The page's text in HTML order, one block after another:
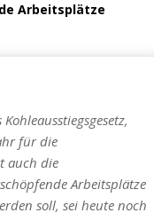
Arbeitsplätze
für die
auch die
Arbeitsplätze
soll, sei heute noch